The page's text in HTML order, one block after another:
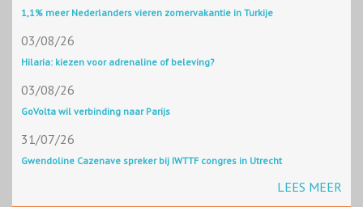
1,1% meer Nederlanders vieren zomervakantie in Turkije
03/08/26
Hilaria: kiezen voor adrenaline of beleving?
03/08/26
GoVolta wil verbinding naar Parijs
31/07/26
Gwendoline Cazenave spreker bij IWTTF congres in Utrecht
LEES MEER